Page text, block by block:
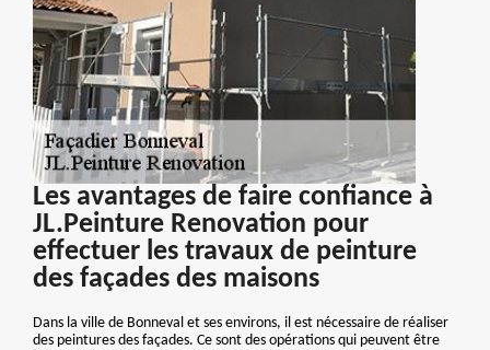
Les avantages de faire confiance à
JL.Peinture Renovation pour
effectuer les travaux de peinture
des façades des maisons
Dans la ville de Bonneval et ses environs, il est nécessaire de réaliser
des peintures des façades. Ce sont des opérations qui peuvent être